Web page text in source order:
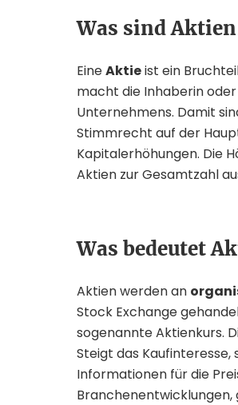
Was sind
EineAktieist ein
macht die Inhaberin
Unternehmens. Damit
Stimmrecht auf der
Kapitalerhöhungen. Die
Aktien zur Gesamtzahl
Was bedeutet
Aktien werden an
Stock Exchange
sogenannte Aktienkurs.
Steigt das
Informationen für die